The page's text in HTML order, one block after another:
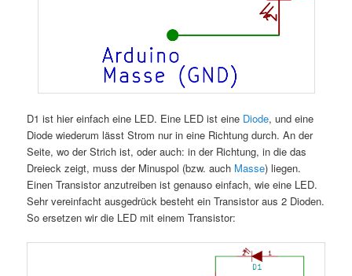
D1 ist hier einfach eine LED. Eine LED ist eine Diode, und eine
Diode wiederum lässt Strom nur in eine Richtung durch. An der
Seite, wo der Strich ist, oder auch: in der Richtung, in die das
Dreieck zeigt, muss der Minuspol (bzw. auch Masse) liegen.
Einen Transistor anzutreiben ist genauso einfach, wie eine LED.
Sehr vereinfacht ausgedrück besteht ein Transistor aus 2 Dioden.
So ersetzen wir die LED mit einem Transistor: